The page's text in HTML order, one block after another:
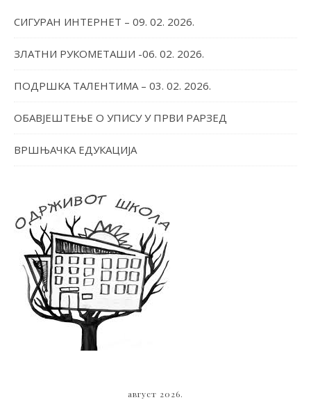
СИГУРАН ИНТЕРНЕТ – 09. 02. 2026.
ЗЛАТНИ РУКОМЕТАШИ -06. 02. 2026.
ПОДРШКА ТАЛЕНТИМА – 03. 02. 2026.
ОБАВЈЕШТЕЊЕ О УПИСУ У ПРВИ РАРЗЕД
ВРШЊАЧКА ЕДУКАЦИЈА
август 2026.